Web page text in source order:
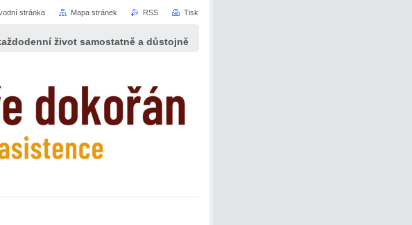
život samostatně a důstojně
stránka Mapa stránek RSS Tisk